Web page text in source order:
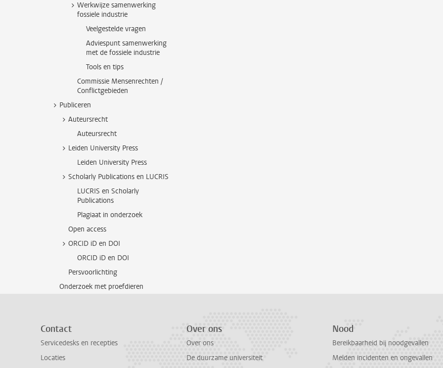
Werkwijze samenwerking
fossiele industrie
Veelgestelde vragen
Adviespunt samenwerking
met de fossiele industrie
Tools en tips
Commissie Mensenrechten /
Conflictgebieden
Publiceren
Auteursrecht
Auteursrecht
Leiden University Press
Leiden University Press
Scholarly Publications en LUCRIS
LUCRIS en Scholarly
Publications
Plagiaat in onderzoek
Open access
ORCID iD en DOI
ORCID iD en DOI
Persvoorlichting
Onderzoek met proefdieren
Contact
Servicedesks en recepties
Locaties
Over ons
Over ons
De duurzame universiteit
Nood
Bereikbaarheid bij noodgevallen
Melden incidenten en ongevallen